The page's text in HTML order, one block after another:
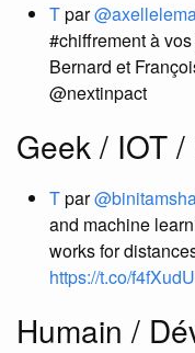
Tpar
#chiffrement à vos
Bernard et
@nextinpact
Geek / IOT
Tpar
and machine
works for
https://t.co/
Humain /